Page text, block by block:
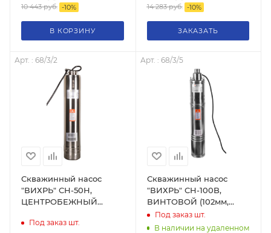
10 443руб. -10%
В КОРЗИНУ
14 283руб. -10%
ЗАКАЗАТЬ
Арт. : 68/3/2
Скважинный насос
"ВИХРЬ" СН-50Н,
ЦЕНТРОБЕЖНЫЙ
час, 50 метров), 68/3/2
Под заказ шт.
Арт. : 68/3/5
Скважинный насос
"ВИХРЬ" СН-100B,
ВИНТОВОЙ (102мм,
1100Вт, 2400 л/час, 100
метров), 68/3/5
Под заказшт.
В наличии на удаленном